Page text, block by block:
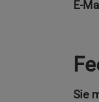
E-
Sie